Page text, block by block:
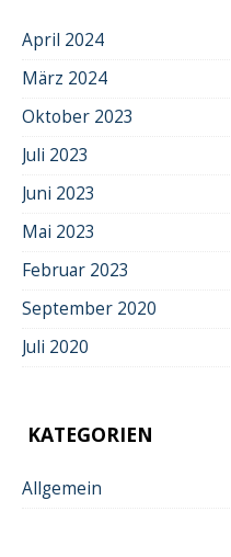
April 2024
März 2024
Oktober 2023
Juli 2023
Juni 2023
Mai 2023
Februar 2023
September 2020
Juli 2020
KATEGORIEN
Allgemein